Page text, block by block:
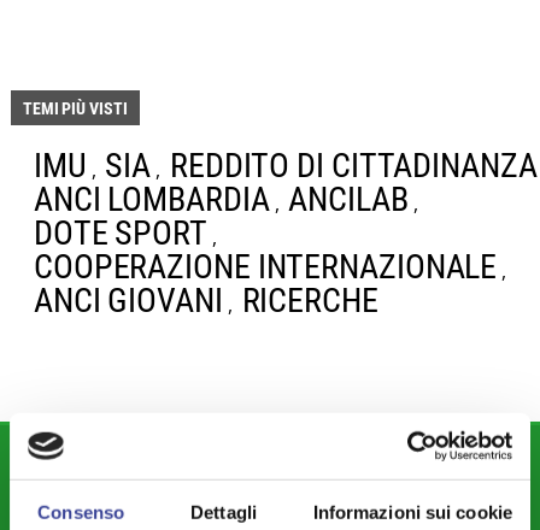
Consenso Dettagli Informazioni sui cookie
TEMI PIÙ VISTI
IMU , SIA , REDDITO DI CITTADINANZA
ANCI LOMBARDIA , ANCILAB ,
DOTE SPORT ,
COOPERAZIONE INTERNAZIONALE ,
ANCI GIOVANI , RICERCHE
DIPARTIMENTI
Attività Istituzionale ANCI Lombardia